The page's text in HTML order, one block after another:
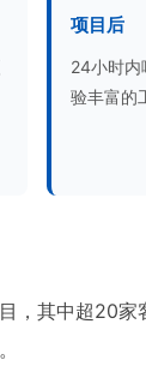
项目后
24小时内
验丰富的
，其中超20家